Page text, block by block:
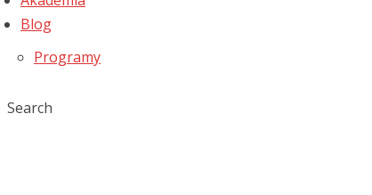
Blog
Programy
Search